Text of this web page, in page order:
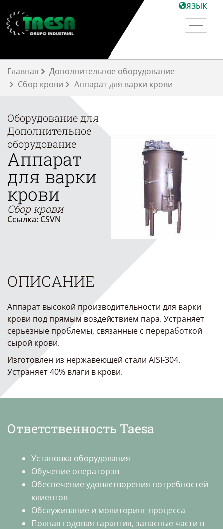
содержимому
ЯЗЫК
Главная
Дополнительное оборудование
Сбор крови
Аппарат для варки крови
Оборудование для
Дополнительное
оборудование
Аппарат
для варки
крови
Сбор крови
Ссылка: CSVN
ОПИСАНИЕ
Аппарат высокой производительности для варки
крови под прямым воздействием пара. Устраняет
серьезные проблемы, связанные с переработкой
сырой крови.
Изготовлен из нержавеющей стали AISI-304.
Устраняет 40% влаги в крови.
Ответственность Taesa
Установка оборудования
Обучение операторов
Обеспечение удовлетворения потребностей
клиентов
Обслуживание и мониторинг процесса
Полная годовая гарантия, запасные части в